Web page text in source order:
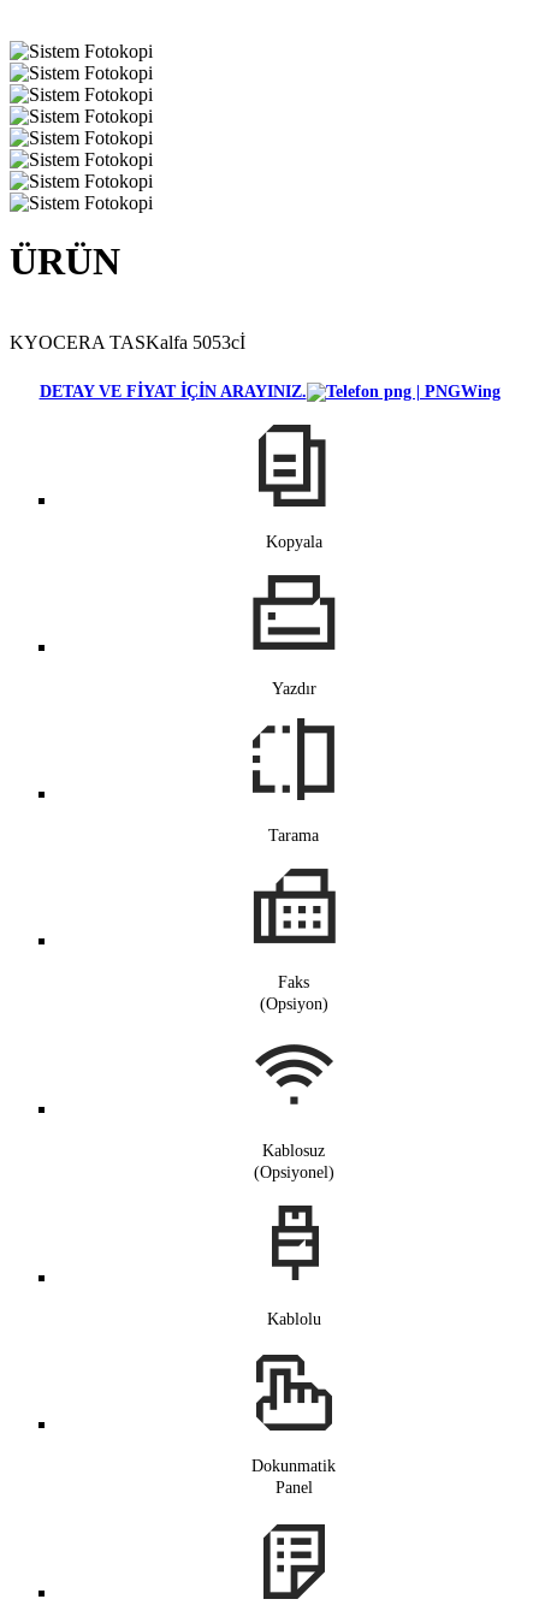
ÜRÜN
KYOCERA TASKalfa 5053cİ
DETAY VE FİYAT İÇİN ARAYINIZ.
Kopyala
Yazdır
Tarama
Faks
(Opsiyon)
Kablosuz
(Opsiyonel)
Kablolu
Dokunmatik
Panel